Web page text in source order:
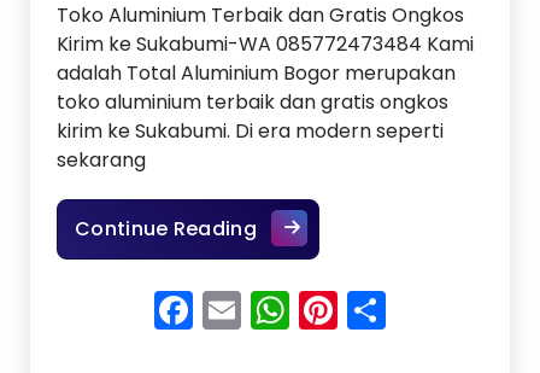
Toko Aluminium Terbaik dan Gratis Ongkos
Kirim ke Sukabumi-WA 085772473484 Kami
adalah Total Aluminium Bogor merupakan
toko aluminium terbaik dan gratis ongkos
kirim ke Sukabumi. Di era modern seperti
sekarang
Continue ReadingToko Aluminium Terbaik
Facebook
EmailWhatsApp
Pinterest